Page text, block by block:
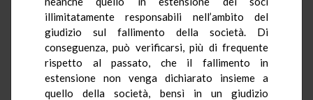
illimitatamente responsabili nell’ambito del
giudizio sul fallimento della società. Di
conseguenza, può verificarsi, più di frequente
rispetto al passato, che il fallimento in
estensione non venga dichiarato insieme a
quello della società, bensì in un giudizio